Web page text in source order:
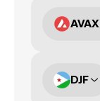
AVAX
DJF